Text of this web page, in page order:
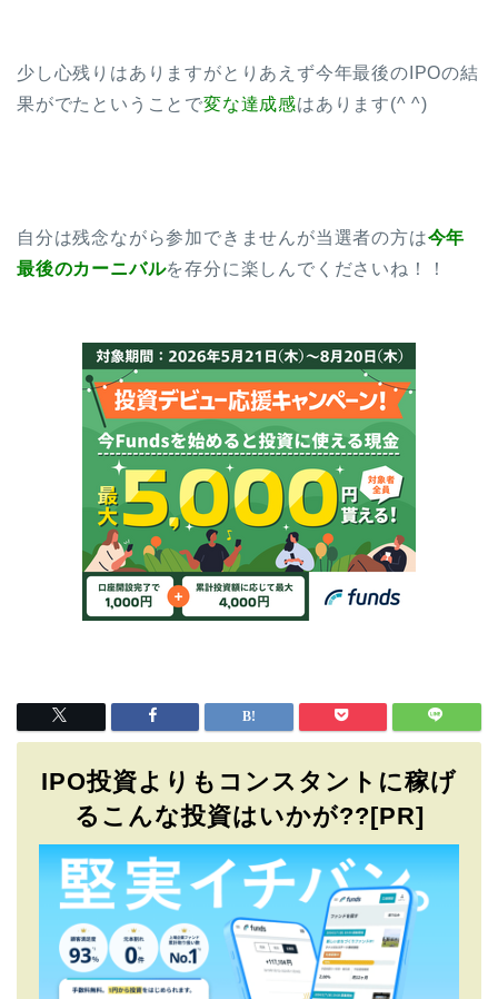
少し心残りはありますがとりあえず今年最後のIPOの結
果がでたということで変な達成感はあります(^ ^)
自分は残念ながら参加できませんが当選者の方は今年
最後のカーニバルを存分に楽しんでくださいね！！
IPO投資よりもコンスタントに稼げ
るこんな投資はいかが??[PR]